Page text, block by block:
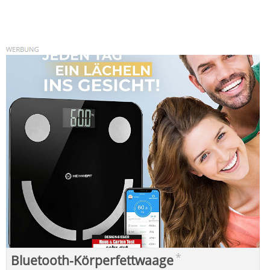
Bluetooth-Körperfettwaage*